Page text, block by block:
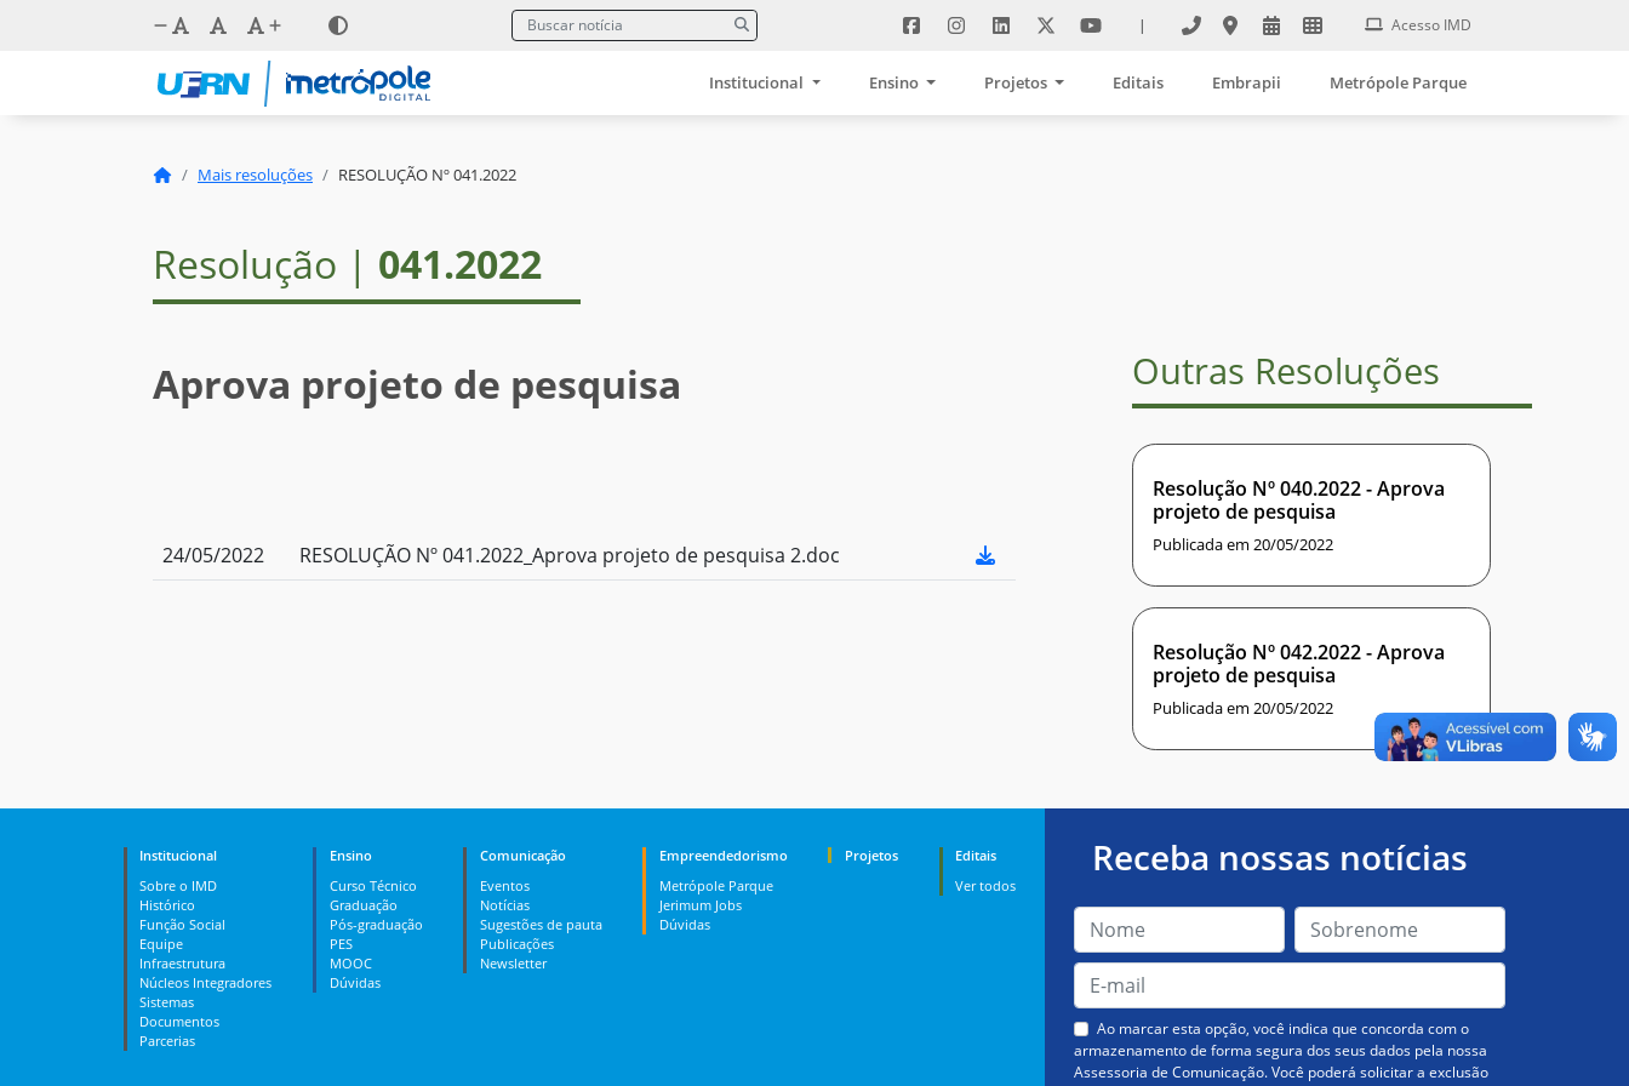
| Acesso IMD
Institucional Ensino Projetos Editais Embrapii Metrópole Parque
Mais resoluções RESOLUÇÃO Nº 041.2022
Resolução | 041.2022
Aprova projeto de pesquisa
24/05/2022 RESOLUÇÃO Nº 041.2022_Aprova projeto de pesquisa 2.doc
Outras Resoluções
Resolução Nº 040.2022 - Aprova
projeto de pesquisa
Publicada em 20/05/2022
Resolução Nº 042.2022 - Aprova
projeto de pesquisa
Publicada em 20/05/2022
Institucional
Sobre o IMD
Histórico
Função Social
Equipe
Infraestrutura
Núcleos Integradores
Sistemas
Documentos
Parcerias
Ensino
Curso Técnico
Graduação
Pós-graduação
PES
MOOC
Dúvidas
Comunicação
Eventos
Notícias
Sugestões de pauta
Publicações
Newsletter
Empreendedorismo
Metrópole Parque
Jerimum Jobs
Dúvidas
Projetos
Editais
Ver todos
Receba nossas notícias
Ao marcar esta opção, você indica que concorda com o
armazenamento de forma segura dos seus dados pela nossa
Assessoria de Comunicação. Você poderá solicitar a exclusão